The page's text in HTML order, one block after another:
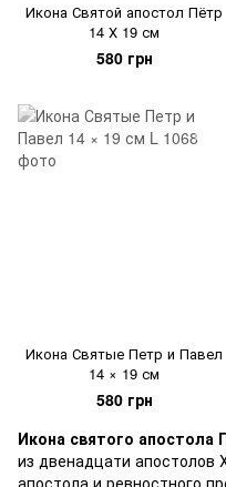
Икона Святой апостол Пётр
14 Х 19 см
580 грн
Икона Святые Петр и Павел
14 × 19 см
580 грн
Икона святого апостола
из двенадцати апостолов
апостола и ревностного